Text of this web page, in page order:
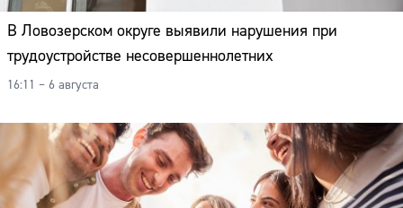
В Ловозерском округе выявили нарушения при
трудоустройстве несовершеннолетних
16:11 – 6 августа